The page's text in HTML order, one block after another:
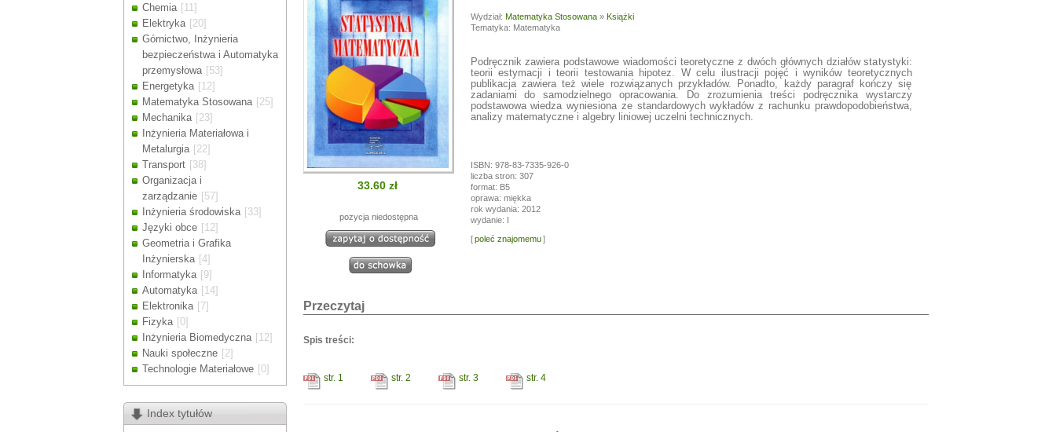
Drodzy Klienci!
Ze względu na przerwę wakacyjną, w dniach od13.07.do24.07,
zamówienia mogą być realizowane z opóźnieniem.
Dziękujemy za wyrozumiałość.
Chemia [11]
Elektryka [20]
Górnictwo, Inżynieria
bezpieczeństwa i Automatyka
przemysłowa [53]
Energetyka [12]
Matematyka Stosowana [25]
Mechanika [23]
Inżynieria Materiałowa i
Metalurgia [22]
Transport [38]
Organizacja i
zarządzanie [57]
Inżynieria środowiska [33]
Języki obce [12]
Geometria i Grafika
Inżynierska [4]
Informatyka [9]
Automatyka [14]
Elektronika [7]
Fizyka [0]
Inżynieria Biomedyczna [12]
Nauki społeczne [2]
Technologie Materiałowe [0]
Index tytułów
33.60 zł
pozycja niedostępna
Wydział: Matematyka Stosowana» Książki
Tematyka: Matematyka
Podręcznik zawiera podstawowe wiadomości teoretyczne z dwóch głównych działów statystyki:
teorii estymacji i teorii testowania hipotez. W celu ilustracji pojęć i wyników teoretycznych
publikacja zawiera też wiele rozwiązanych przykładów. Ponadto, każdy paragraf kończy się
zadaniami do samodzielnego opracowania. Do zrozumienia treści podręcznika wystarczy
podstawowa wiedza wyniesiona ze standardowych wykładów z rachunku prawdopodobieństwa,
analizy matematyczne i algebry liniowej uczelni technicznych.
ISBN: 978-83-7335-926-0
liczba stron: 307
format: B5
oprawa: miękka
rok wydania: 2012
wydanie: I
[ poleć znajomemu ]
Przeczytaj
Spis treści:
str. 1 str. 2 str. 3 str. 4